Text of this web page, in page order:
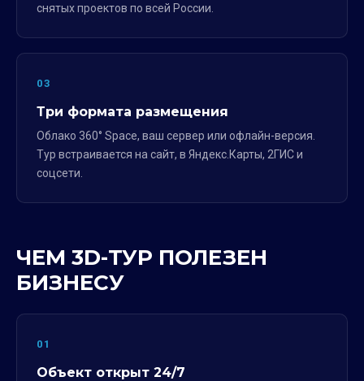
снятых проектов по всей России.
03
Три формата размещения
Облако 360° Space, ваш сервер или офлайн-версия.
Тур встраивается на сайт, в Яндекс.Карты, 2ГИС и
соцсети.
ЧЕМ 3D-ТУР ПОЛЕЗЕН
БИЗНЕСУ
01
Объект открыт 24/7